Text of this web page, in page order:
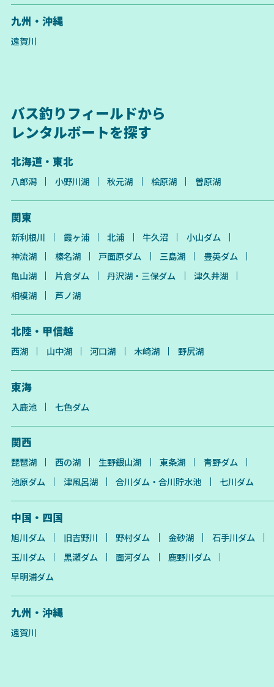
九州・沖縄
遠賀川
バス釣りフィールドから
レンタルボートを探す
北海道・東北
八郎潟 小野川湖 秋元湖 桧原湖 曽原湖
関東
新利根川 霞ヶ浦 北浦 牛久沼
小山ダム
神流湖
榛名湖 戸面原ダム 三島湖
豊英ダム
亀山湖
片倉ダム 丹沢湖・三保ダム
津久井湖
相模湖
芦ノ湖
北陸・甲信越
西湖 山中湖 河口湖 木崎湖 野尻湖
東海
入鹿池 七色ダム
関西
琵琶湖 西の湖 生野銀山湖 東条湖
青野ダム
池原ダム
津風呂湖 合川ダム・合川貯水池 七川ダム
中国・四国
旭川ダム 旧吉野川 野村ダム 金砂湖
石手川ダム
玉川ダム
黒瀬ダム 面河ダム
鹿野川ダム
早明浦ダム
九州・沖縄
遠賀川